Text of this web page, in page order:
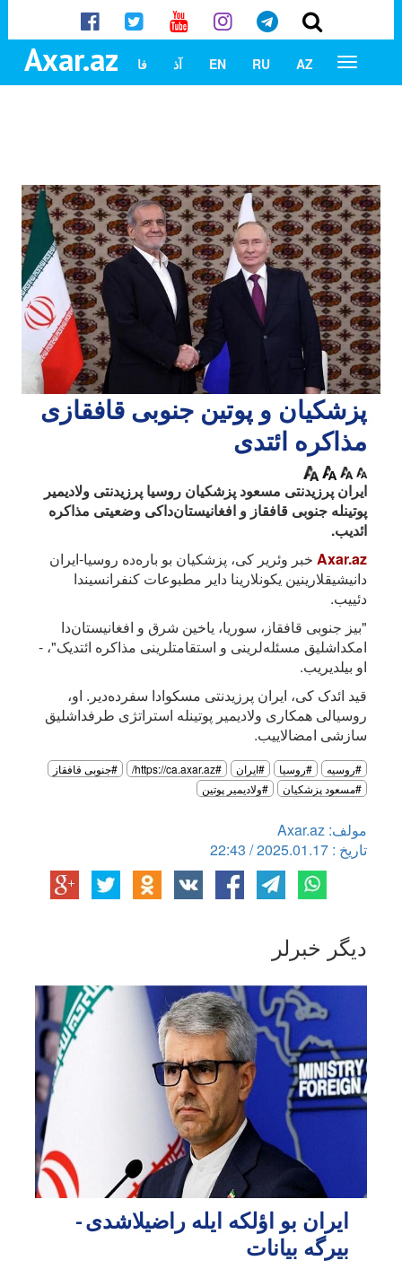
Axar.az AZ
RU
EN آذ فا
پزشکیان و پوتین جنوبی قافقازی
مذاکره ائتدی
ایران پرزیدنتی مسعود پزشکیان روسیا پرزیدنتی ولادیمیر
پوتینله جنوبی قافقاز و افغانیستان‌داکی وضعیتی مذاکره
ائدیب.
Axar.az خبر وئریر کی، پزشکیان بو باره‌ده روسیا-ایران
دانیشیقلارینین یکونلارینا دایر مطبوعات کنفرانسیندا
دئییب.
"بیز جنوبی قافقاز، سوریا، یاخین شرق و افغانیستان‌دا
امکداشلیق مسئله‌لرینی و استقامتلرینی مذاکره ائتدیک"، -
او بیلدیریب.
قید ائدک کی، ایران پرزیدنتی مسکوادا سفرده‌دیر. او،
روسیالی همکاری ولادیمیر پوتینله استراتژی طرفداشلیق
سازشی امضالاییب.
#روسیه #روسیا #ایران #https://ca.axar.az/
#جنوبی قافقاز
#مسعود پزشکیان
#ولادیمیر پوتین
مولف: Axar.az
تاریخ : 2025.01.17 / 22:43
دیگر خبرلر
ایران بو اؤلکه ایله راضیلاشدی -
بیرگه بیانات